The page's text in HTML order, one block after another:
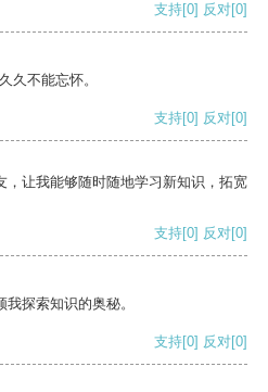
支持[0] 反对[0]
久不能忘怀。
支持[0] 反对[0]
，让我能够随时随地学习新知识，拓宽
支持[0] 反对[0]
探索知识的奥秘。
支持[0] 反对[0]